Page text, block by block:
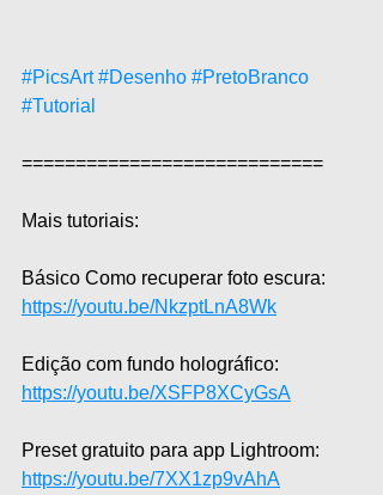
#PicsArt #Desenho #PretoBranco
#Tutorial
============================
Mais tutoriais:
Básico Como recuperar foto escura:
https://youtu.be/NkzptLnA8Wk
Edição com fundo holográfico:
https://youtu.be/XSFP8XCyGsA
Preset gratuito para app Lightroom:
https://youtu.be/7XX1zp9vAhA